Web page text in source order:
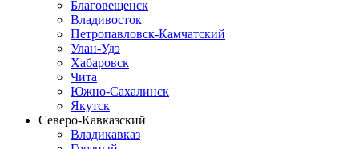
Благовещенск
Владивосток
Петропавловск-Камчатский
Улан-Удэ
Хабаровск
Чита
Южно-Сахалинск
Якутск
Северо-Кавказский
Владикавказ